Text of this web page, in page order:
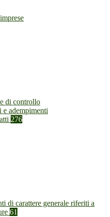
di controllo
adempimenti
276
di carattere generale riferiti a
61